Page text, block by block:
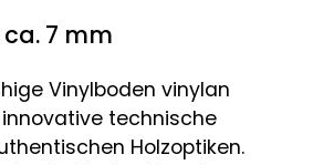
7 mm
Vinylboden vinylan
technische
Holzoptiken.